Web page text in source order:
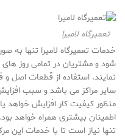
تعمیرگاه لامیرا
خدمات تعمیرگاه لامیرا تنها به
شود و مشتریان در تمامی روز
نمایند. استفاده از قطعات اصل و
سایر مراکز می باشد و سبب
منظور کیفیت کار افزایش خواهد
اطمینان بیشتری همراه خواهد
تنها نیاز است تا با خدمات این